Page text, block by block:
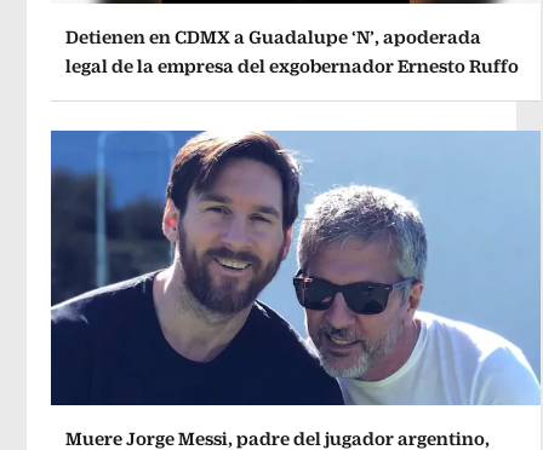
Detienen en CDMX a Guadalupe ‘N’, apoderada
legal de la empresa del exgobernador Ernesto Ruffo
Muere Jorge Messi, padre del jugador argentino,